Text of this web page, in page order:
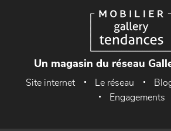
Un magasin du réseau
Site internet Le réseau
Engagements